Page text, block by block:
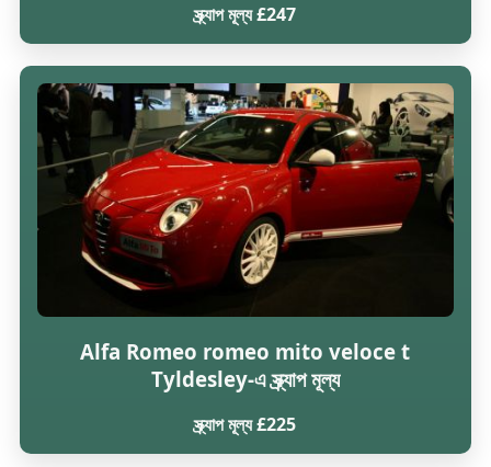
স্ক্র্যাপ মূল্য £247
Alfa Romeo romeo mito veloce t
Tyldesley-এ স্ক্র্যাপ মূল্য
স্ক্র্যাপ মূল্য £225